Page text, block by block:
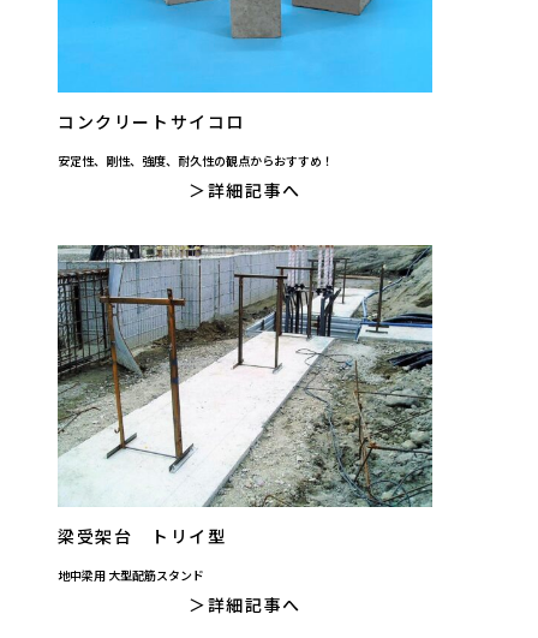
コンクリートサイコロ
安定性、剛性、強度、耐久性の観点からおすすめ！
詳細記事へ
梁受架台 トリイ型
地中梁用 大型配筋スタンド
詳細記事へ